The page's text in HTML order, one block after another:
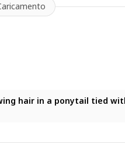
hair in a ponytail tied